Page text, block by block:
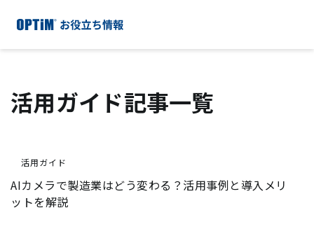
活用ガイド記事一覧
活用ガイド
AIカメラで製造業はどう変わる？活用事例と導入メリ
ットを解説